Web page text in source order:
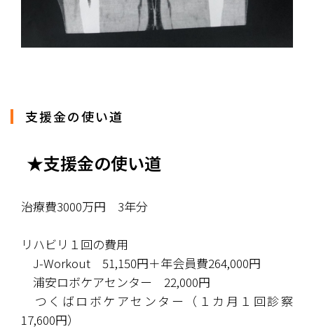
支援金の使い道
★支援金の使い道
治療費3000万円　3年分
リハビリ１回の費用
J-Workout　51,150円＋年会員費264,000円
浦安ロボケアセンター　22,000円
つくばロボケアセンター（１カ月１回診察
17,600円）